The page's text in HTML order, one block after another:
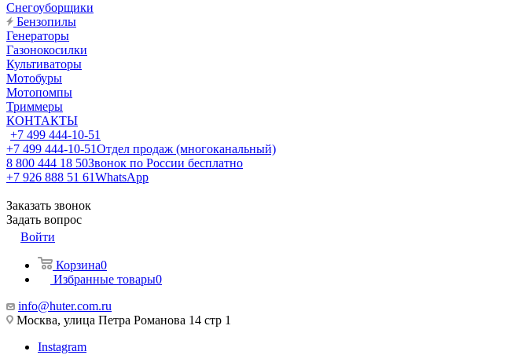
Снегоуборщики
Бензопилы
Генераторы
Газонокосилки
Культиваторы
Мотобуры
Мотопомпы
Триммеры
КОНТАКТЫ
+7 499 444-10-51
+7 499 444-10-51Отдел продаж (многоканальный)
8 800 444 18 50Звонок по России бесплатно
+7 926 888 51 61WhatsApp
Заказать звонок
Задать вопрос
Войти
Корзина0
Избранные товары0
info@huter.com.ru
Москва, улица Петра Романова 14 стр 1
Instagram